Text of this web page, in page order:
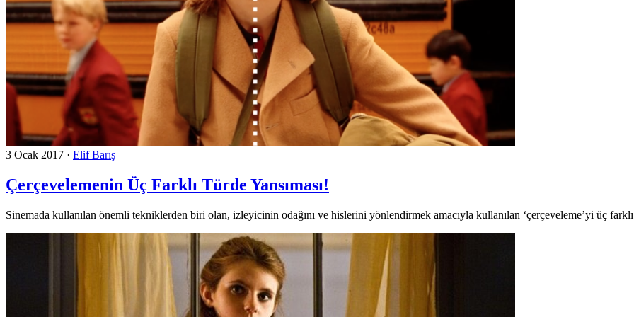
3 Ocak 2017 · Elif Barış
Çerçevelemenin Üç Farklı Türde Yansıması!
Sinemada kullanılan önemli tekniklerden biri olan, izleyicinin odağını ve hislerini yönlendirmek amacıyla kullanılan ‘çerçeveleme’yi üç